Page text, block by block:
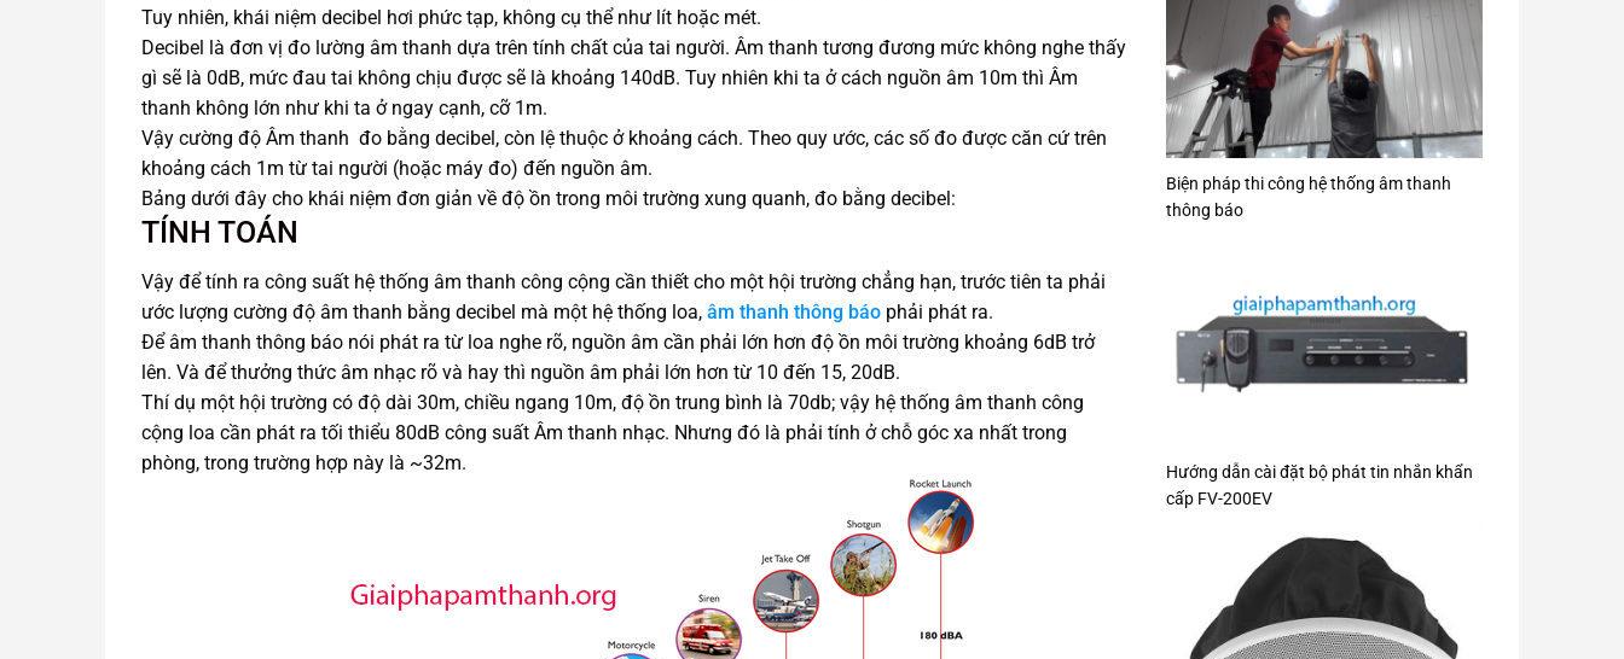
Tuy nhiên, khái niệm decibel hơi phức tạp, không cụ thể như lít hoặc mét.
Decibel là đơn vị đo lường âm thanh dựa trên tính chất của tai người. Âm thanh tương đương mức không nghe thấy
gì sẽ là 0dB, mức đau tai không chịu được sẽ là khoảng 140dB. Tuy nhiên khi ta ở cách nguồn âm 10m thì Âm
thanh không lớn như khi ta ở ngay cạnh, cỡ 1m.
Vậy cường độ Âm thanh đo bằng decibel, còn lệ thuộc ở khoảng cách. Theo quy ước, các số đo được căn cứ trên
khoảng cách 1m từ tai người (hoặc máy đo) đến nguồn âm.
Bảng dưới đây cho khái niệm đơn giản về độ ồn trong môi trường xung quanh, đo bằng decibel:
TÍNH TOÁN
Vậy để tính ra công suất hệ thống âm thanh công cộng cần thiết cho một hội trường chẳng hạn, trước tiên ta phải
ước lượng cường độ âm thanh bằng decibel mà một hệ thống loa, âm thanh thông báo phải phát ra.
Để âm thanh thông báo nói phát ra từ loa nghe rõ, nguồn âm cần phải lớn hơn độ ồn môi trường khoảng 6dB trở
lên. Và để thưởng thức âm nhạc rõ và hay thì nguồn âm phải lớn hơn từ 10 đến 15, 20dB.
Thí dụ một hội trường có độ dài 30m, chiều ngang 10m, độ ồn trung bình là 70db; vậy hệ thống âm thanh công
cộng loa cần phát ra tối thiểu 80dB công suất Âm thanh nhạc. Nhưng đó là phải tính ở chỗ góc xa nhất trong
phòng, trong trường hợp này là ~32m.
Biện pháp thi công hệ thống âm thanh
thông báo
Hướng dẫn cài đặt bộ phát tin nhắn khẩn
cấp FV-200EV